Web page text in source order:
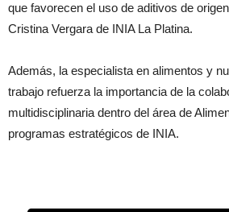
que favorecen el uso de aditivos de
Cristina Vergara de INIA La Platina.
Además, la especialista en alimentos y
trabajo refuerza la importancia de la
multidisciplinaria dentro del área de
programas estratégicos de INIA.